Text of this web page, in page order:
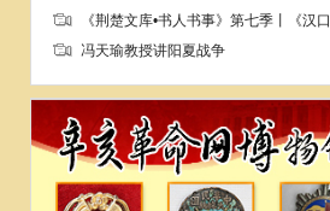
《荆楚文库•书人书事》第七季丨《汉口
冯天瑜教授讲阳夏战争